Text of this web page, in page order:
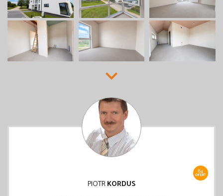
84
OFERT
PIOTRKORDUS